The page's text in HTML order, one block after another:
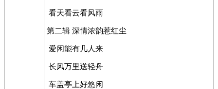
看天看云看风雨
第二辑 深情浓韵惹红尘
爱闲能有几人来
长风万里送轻舟
车盖亭上好悠闲